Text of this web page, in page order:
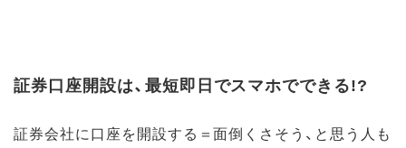
証券口座開設は、最短即日でスマホでできる!?
証券会社に口座を開設する＝面倒くさそう、と思う人も